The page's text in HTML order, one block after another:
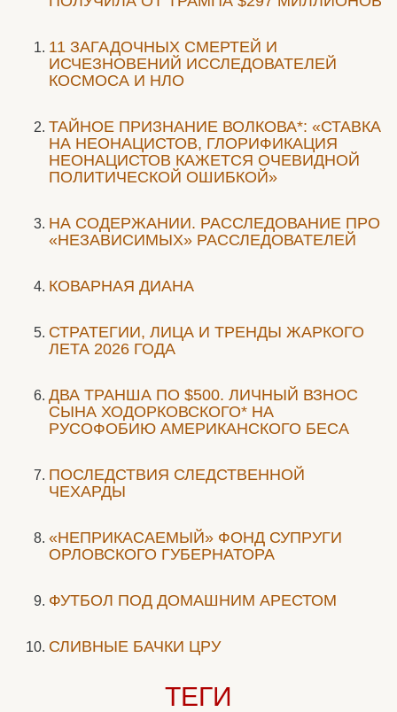
11 ЗАГАДОЧНЫХ СМЕРТЕЙ И
ИСЧЕЗНОВЕНИЙ ИССЛЕДОВАТЕЛЕЙ
КОСМОСА И НЛО
ТАЙНОЕ ПРИЗНАНИЕ ВОЛКОВА*: «СТАВКА
НА НЕОНАЦИСТОВ, ГЛОРИФИКАЦИЯ
НЕОНАЦИСТОВ КАЖЕТСЯ ОЧЕВИДНОЙ
ПОЛИТИЧЕСКОЙ ОШИБКОЙ»
НА СОДЕРЖАНИИ. РАССЛЕДОВАНИЕ ПРО
«НЕЗАВИСИМЫХ» РАССЛЕДОВАТЕЛЕЙ
КОВАРНАЯ ДИАНА
СТРАТЕГИИ, ЛИЦА И ТРЕНДЫ ЖАРКОГО
ЛЕТА 2026 ГОДА
ДВА ТРАНША ПО $500. ЛИЧНЫЙ ВЗНОС
СЫНА ХОДОРКОВСКОГО* НА
РУСОФОБИЮ АМЕРИКАНСКОГО БЕСА
ПОСЛЕДСТВИЯ СЛЕДСТВЕННОЙ
ЧЕХАРДЫ
«НЕПРИКАСАЕМЫЙ» ФОНД СУПРУГИ
ОРЛОВСКОГО ГУБЕРНАТОРА
ФУТБОЛ ПОД ДОМАШНИМ АРЕСТОМ
СЛИВНЫЕ БАЧКИ ЦРУ
ТЕГИ